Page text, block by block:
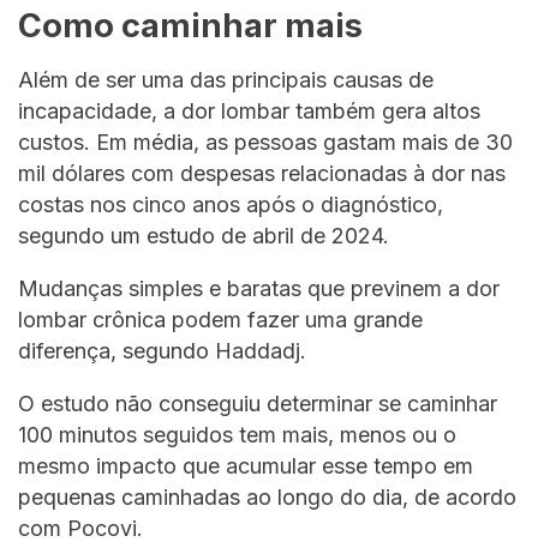
Como caminhar mais
Além de ser uma das principais causas de
incapacidade, a dor lombar também gera altos
custos. Em média, as pessoas gastam mais de 30
mil dólares com despesas relacionadas à dor nas
costas nos cinco anos após o diagnóstico,
segundo um estudo de abril de 2024.
Mudanças simples e baratas que previnem a dor
lombar crônica podem fazer uma grande
diferença, segundo Haddadj.
O estudo não conseguiu determinar se caminhar
100 minutos seguidos tem mais, menos ou o
mesmo impacto que acumular esse tempo em
pequenas caminhadas ao longo do dia, de acordo
com Pocovi.